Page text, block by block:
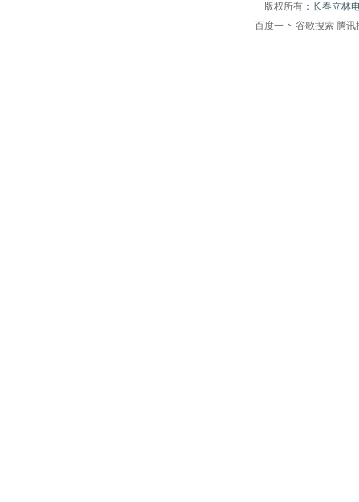
版权所有 ：长春立
百度一下 谷歌搜索 腾讯